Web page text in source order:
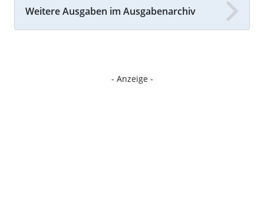
Weitere Ausgaben im Ausgabenarchiv
- Anzeige -